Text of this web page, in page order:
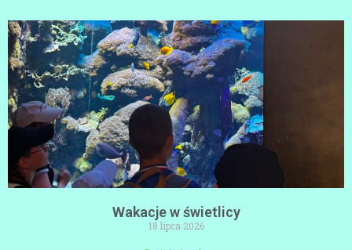
Wakacje w świetlicy
18 lipca 2026